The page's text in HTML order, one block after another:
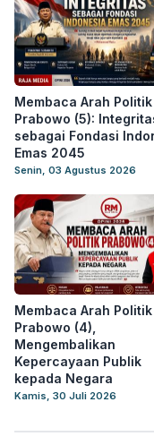
Membaca Arah Politik
Prabowo (5):
sebagai Fondasi
Emas 2045
Senin, 03 Agustus 2026
Membaca Arah Politik
Prabowo (4),
Mengembalikan
Kepercayaan Publik
kepada Negara
Kamis, 30 Juli 2026